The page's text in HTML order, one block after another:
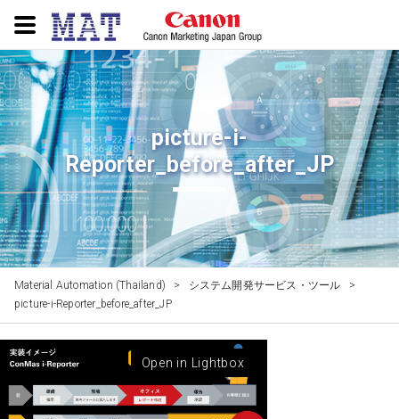
picture-i-
Reporter_before_after_JP
Material Automation (Thailand) > システム開発サービス・ツール
>
picture-i-Reporter_before_after_JP
Open in Lightbox